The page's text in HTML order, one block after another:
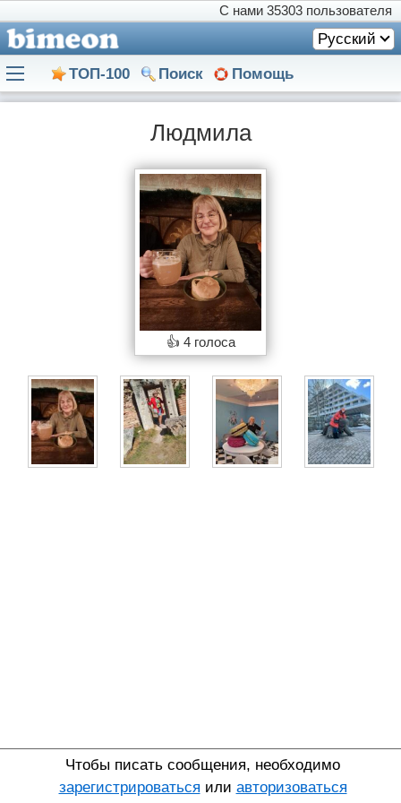
С нами 35303 пользователя
Русский
ТОП-100 Поиск Помощь
Людмила
👍 4 голоса
Чтобы писать сообщения, необходимо
зарегистрироваться или авторизоваться